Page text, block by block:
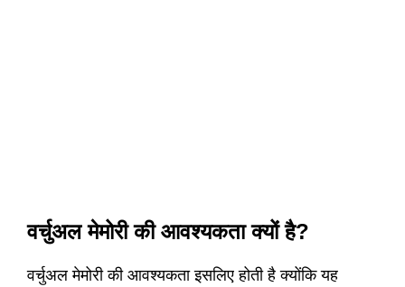
वर्चुअल मेमोरी की आवश्यकता क्यों है?
वर्चुअल मेमोरी की आवश्यकता इसलिए होती है क्योंकि यह